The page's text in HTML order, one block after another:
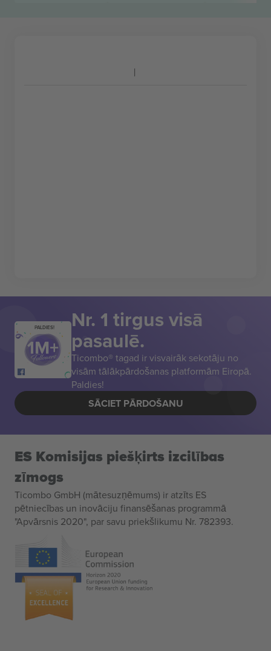
PALDIES! Nr. 1 tirgus visā
pasaulē.
Ticombo® tagad ir visvairāk sekotāju no
visām tālākpārdošanas platformām Eiropā.
Paldies!
SĀCIET PĀRDOŠANU
ES Komisijas piešķirts izcilības
zīmogs
Ticombo GmbH (mātesuzņēmums) ir atzīts ES
pētniecības un inovāciju finansēšanas programmā
"Apvārsnis 2020", par savu priekšlikumu Nr. 782393.